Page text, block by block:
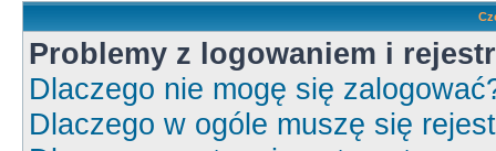
Problemy z logowaniem i
Dlaczego nie mogę się
Dlaczego w ogóle muszę się